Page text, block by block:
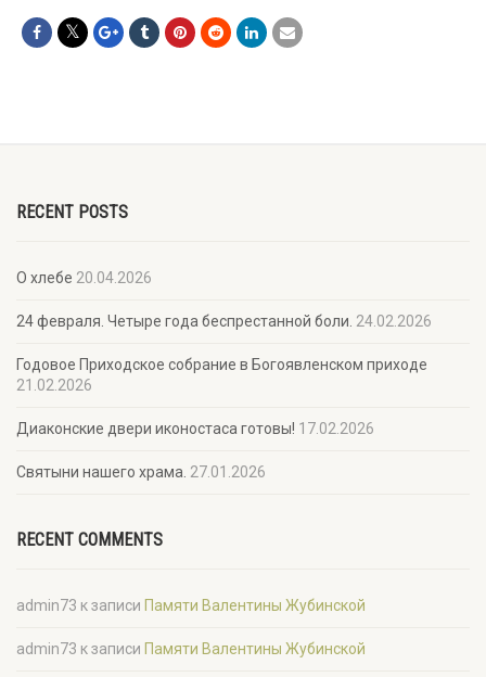
RECENT POSTS
О хлебе 20.04.2026
24 февраля. Четыре года беспрестанной боли. 24.02.2026
Годовое Приходское собрание в Богоявленском приходе
21.02.2026
Диаконские двери иконостаса готовы! 17.02.2026
Святыни нашего храма. 27.01.2026
RECENT COMMENTS
admin73 к записи Памяти Валентины Жубинской
admin73 к записи Памяти Валентины Жубинской